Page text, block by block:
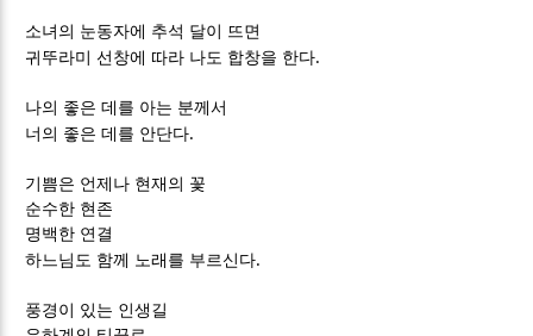
소녀의 눈동자에 추석 달이 뜨면
귀뚜라미 선창에 따라 나도 합창을 한다.
나의 좋은 데를 아는 분께서
너의 좋은 데를 안단다.
기쁨은 언제나 현재의 꽃
순수한 현존
명백한 연결
하느님도 함께 노래를 부르신다.
풍경이 있는 인생길